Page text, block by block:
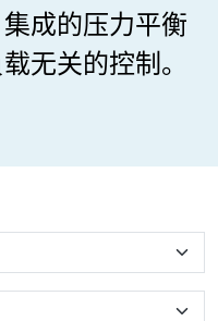
成的压力平衡
无关的控制。